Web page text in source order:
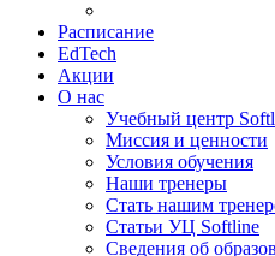
Расписание
EdTech
Акции
О нас
Учебный центр
Миссия и ценности
Условия обучения
Наши тренеры
Стать нашим
Статьи УЦ Softline
Сведения об